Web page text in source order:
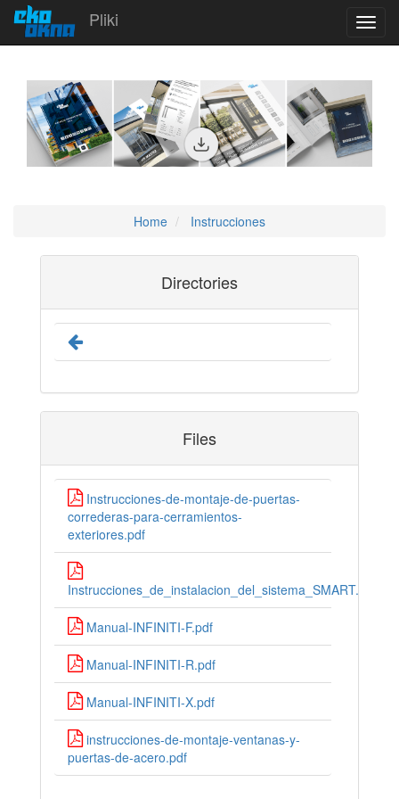
Pliki
Home Instrucciones
Directories
Files
Instrucciones-de-montaje-de-puertas-
correderas-para-cerramientos-
exteriores.pdf
Instrucciones_de_instalacion_del_sistema_SMART.pdf
Manual-INFINITI-F.pdf
Manual-INFINITI-R.pdf
Manual-INFINITI-X.pdf
instrucciones-de-montaje-ventanas-y-
puertas-de-acero.pdf